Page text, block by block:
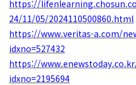
https://
24/11/05/2024110500860.html
https://www.veritas-a.com/
idxno=527432
https://
idxno=2195694